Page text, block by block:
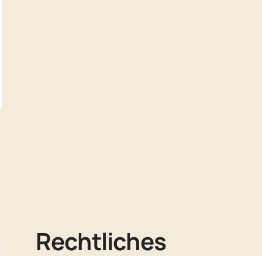
Rechtliches